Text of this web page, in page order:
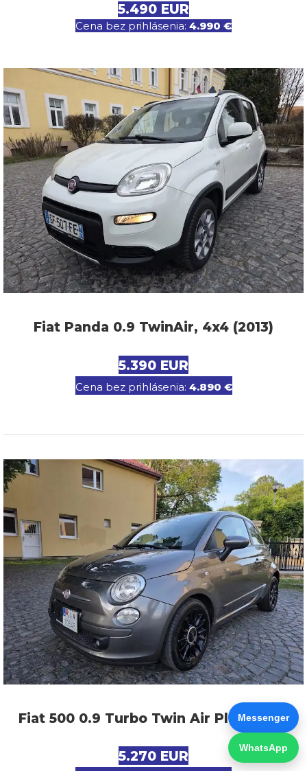
5.490 EUR
Cena bez prihlásenia: 4.990 €
Fiat Panda 0.9 TwinAir, 4x4 (2013)
5.390 EUR
Cena bez prihlásenia: 4.890 €
Fiat 500 0.9 Turbo Twin Air Plus (2012)
5.270 EUR
Messenger
WhatsApp